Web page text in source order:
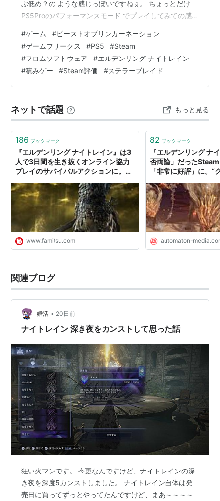
ぶ低め？の ような感じっぽいですねぇ。 ちょっとだけ
PS5Proのパフォーマンスモード でプレイしてみての感じ
ろに届かない 残念な感じがしたし、操作性もなんか引っ
か かりを感じスムーズじゃない気も。 あとミニマップの
常時表示も欲しかったかなと。 と、ほんの序盤を触った
だけではなりますが 純粋にアクションゲームとしての操
作性など の感触ではあの「ステラーブレイド」の方が カ
#ゲーム #ビーストオブリンカーネーション
#ゲームフリークス #PS5 #Steam
#フロムソフトウェア #エルデンリング ナイトレイン
#積みゲー #Steam評価 #ステラーブレイド
ネットで話題 もっと見る
186 ブックマーク
『エルデンリング ナイトレイン』は3
人で3日間を生き抜くオンライン協力
プレイのサバイバルアクションに。デ
独占インタビュー | ゲーム・エンタメ
最新情報のファミ通.com
www.famitsu.com
82 ブックマーク
『エルデンリング ナ
否両論」だった
「非常に好評」に。“
automaton-
関連ブログ
婚活 • 20日前
ナイトレイン 深き夜をカンストして思った話
狂い火マンです。 今更なんですけど、ナイトレインの深
き夜を深度5カンストしました。 ナイトレイン自体は発
売日に買ってずっとやってたんですけど、まあ～～～～